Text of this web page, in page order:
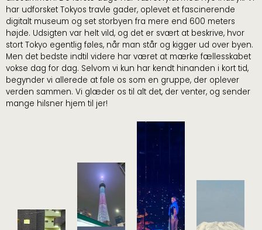
har udforsket Tokyos travle gader, oplevet et fascinerende
digitalt museum og set storbyen fra mere end 600 meters
højde. Udsigten var helt vild, og det er svært at beskrive, hvor
stort Tokyo egentlig føles, når man står og kigger ud over byen.
Men det bedste indtil videre har været at mærke fællesskabet
vokse dag for dag. Selvom vi kun har kendt hinanden i kort tid,
begynder vi allerede at føle os som en gruppe, der oplever
verden sammen. Vi glæder os til alt det, der venter, og sender
mange hilsner hjem til jer!